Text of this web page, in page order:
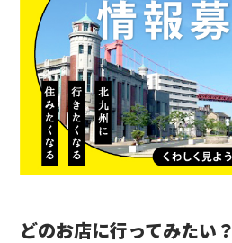
どのお店に行ってみたい？